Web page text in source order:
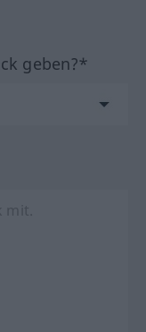
geben?*